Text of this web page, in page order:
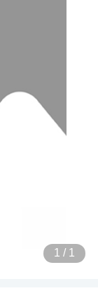
1 / 1